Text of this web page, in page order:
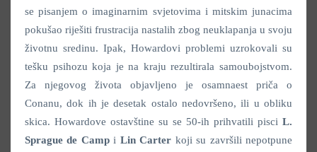
se pisanjem o imaginarnim svjetovima i mitskim junacima
pokušao riješiti frustracija nastalih zbog neuklapanja u svoju
životnu sredinu. Ipak, Howardovi problemi uzrokovali su
tešku psihozu koja je na kraju rezultirala samoubojstvom.
Za njegovog života objavljeno je osamnaest priča o
Conanu, dok ih je desetak ostalo nedovršeno, ili u obliku
skica. Howardove ostavštine su se 50-ih prihvatili pisci L.
Sprague de Campi Lin Carter koji su završili nepotpune